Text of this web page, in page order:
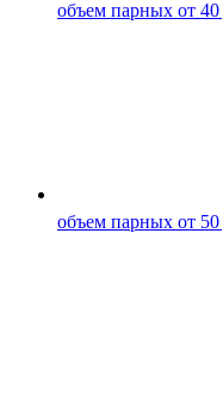
объем парных от
объем парных от